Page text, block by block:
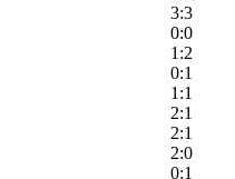
3:3
0:0
1:2
0:1
1:1
2:1
2:1
2:0
0:1